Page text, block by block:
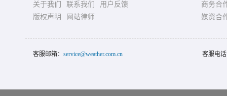
关于我们 联系我们
用户反馈
版权声明
网站律师
商务合
媒资合
客服邮箱： service@weather.com.cn 客服电